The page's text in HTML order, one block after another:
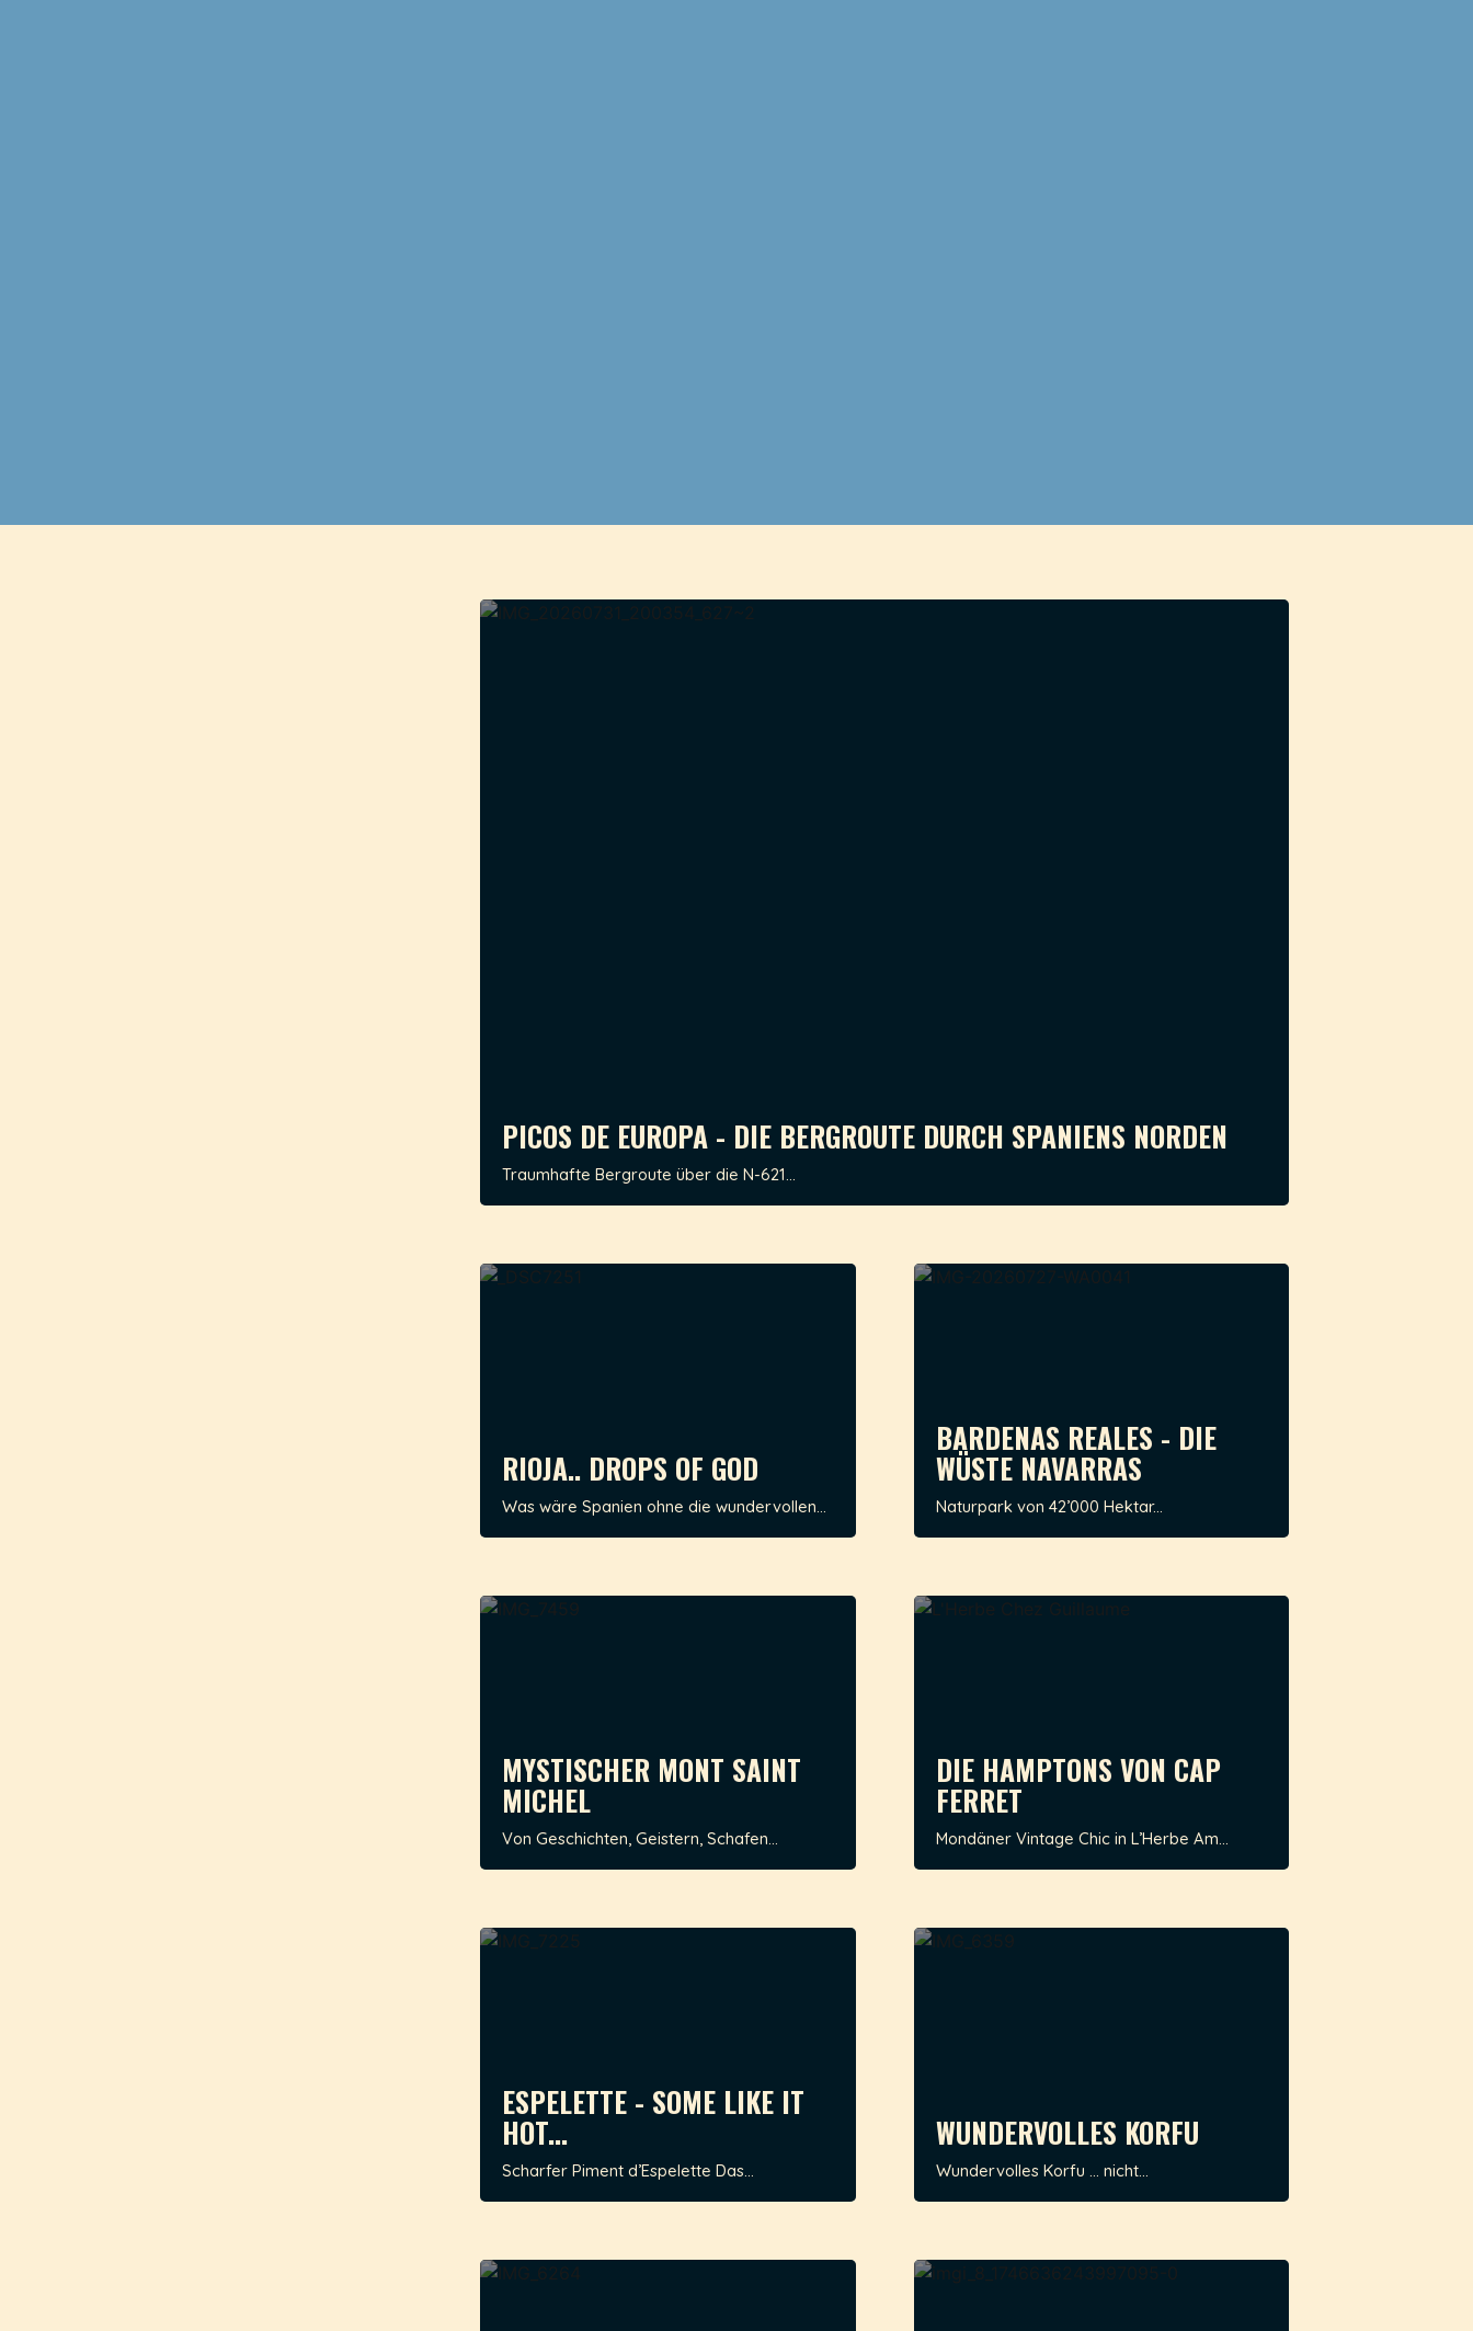
PICOS DE EUROPA - DIE BERGROUTE DURCH SPANIENS NORDEN
Traumhafte Bergroute über die N-621...
RIOJA.. DROPS OF GOD
Was wäre Spanien ohne die wundervollen...
BARDENAS REALES - DIE
WÜSTE NAVARRAS
Naturpark von 42’000 Hektar...
MYSTISCHER MONT SAINT
MICHEL
Von Geschichten, Geistern, Schafen...
DIE HAMPTONS VON CAP
FERRET
Mondäner Vintage Chic in L’Herbe Am...
ESPELETTE - SOME LIKE IT
HOT...
Scharfer Piment d’Espelette Das...
WUNDERVOLLES KORFU
Wundervolles Korfu … nicht...